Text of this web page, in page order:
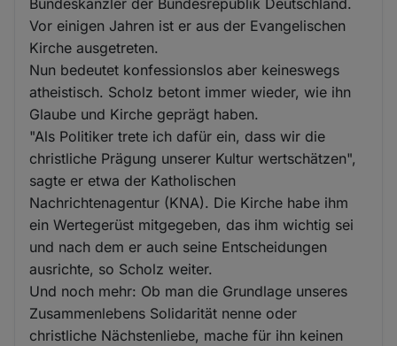
Bundeskanzler der Bundesrepublik Deutschland.
Vor einigen Jahren ist er aus der Evangelischen
Kirche ausgetreten.
Nun bedeutet konfessionslos aber keineswegs
atheistisch. Scholz betont immer wieder, wie ihn
Glaube und Kirche geprägt haben.
"Als Politiker trete ich dafür ein, dass wir die
christliche Prägung unserer Kultur wertschätzen",
sagte er etwa der Katholischen
Nachrichtenagentur (KNA). Die Kirche habe ihm
ein Wertegerüst mitgegeben, das ihm wichtig sei
und nach dem er auch seine Entscheidungen
ausrichte, so Scholz weiter.
Und noch mehr: Ob man die Grundlage unseres
Zusammenlebens Solidarität nenne oder
christliche Nächstenliebe, mache für ihn keinen